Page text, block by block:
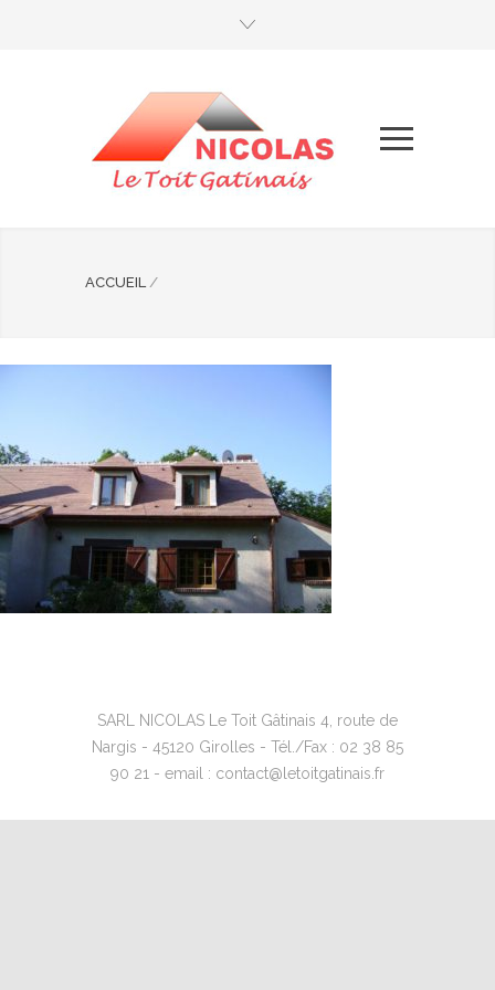
ACCUEIL /
SARL NICOLAS Le Toit Gâtinais 4, route de
Nargis - 45120 Girolles - Tél./Fax : 02 38 85
90 21 - email : contact@letoitgatinais.fr